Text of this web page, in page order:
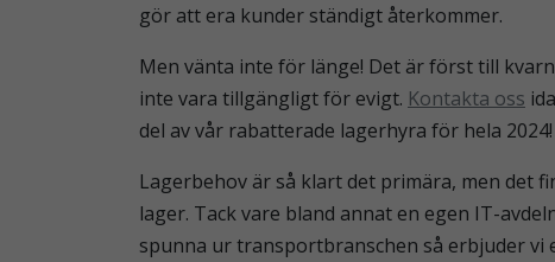
gör att era kunder ständigt återkommer.
Men vänta inte för länge! Det är först till
inte vara tillgängligt för evigt. Kontakta oss
del av vår rabatterade lagerhyra för hela 2024!
Lagerbehov är så klart det primära, men det
lager. Tack vare bland annat en egen IT-
spunna ur transportbranschen så erbjuder